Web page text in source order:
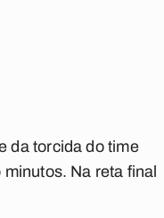
da torcida do time
Na reta final